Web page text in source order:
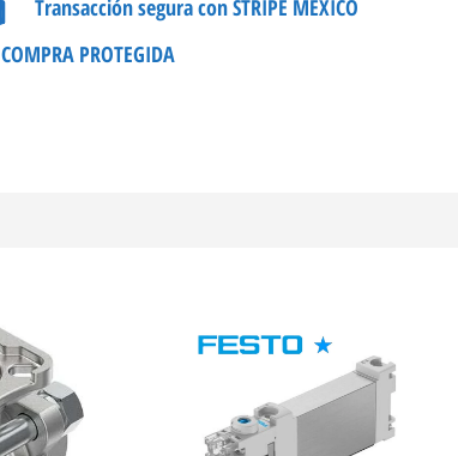
Transacción segura con STRIPE MÉXICO
COMPRA PROTEGIDA